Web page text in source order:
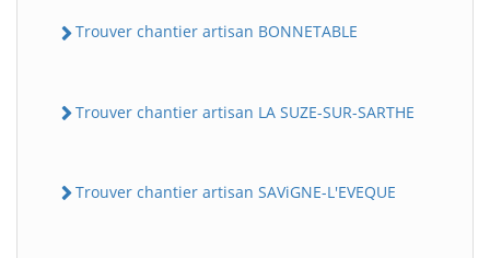
Trouver chantier artisan BONNETABLE
Trouver chantier artisan LA SUZE-SUR-SARTHE
Trouver chantier artisan SAViGNE-L'EVEQUE